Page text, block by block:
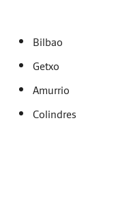
Bilbao
Getxo
Amurrio
Colindres